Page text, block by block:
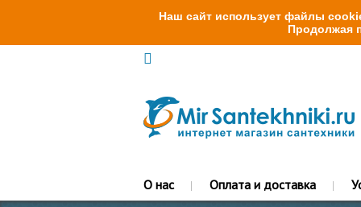
Наш сайт использует файлы
Продолжая
О нас Оплата и доставка